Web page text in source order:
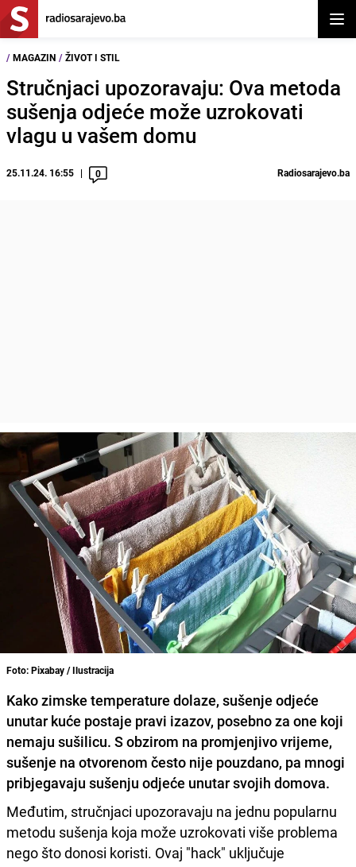
/ MAGAZIN / ŽIVOT I STIL
Stručnjaci upozoravaju: Ova metoda
sušenja odjeće može uzrokovati
vlagu u vašem domu
25.11.24. 16:55 0 Radiosarajevo.ba
Foto: Pixabay / Ilustracija
Kako zimske temperature dolaze, sušenje odjeće
unutar kuće postaje pravi izazov, posebno za one koji
nemaju sušilicu. S obzirom na promjenjivo vrijeme,
sušenje na otvorenom često nije pouzdano, pa mnogi
pribjegavaju sušenju odjeće unutar svojih domova.
Međutim, stručnjaci upozoravaju na jednu popularnu
metodu sušenja koja može uzrokovati više problema
nego što donosi koristi. Ovaj "hack" uključuje